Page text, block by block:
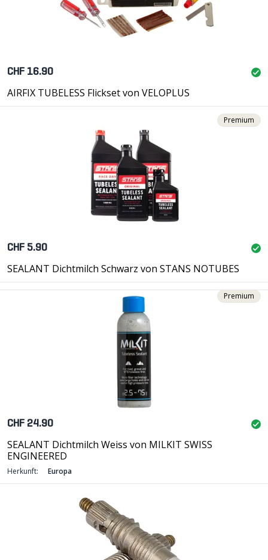
CHF 16.90
AIRFIX TUBELESS Flickset von VELOPLUS
Premium
CHF 5.90
SEALANT Dichtmilch Schwarz von STANS NOTUBES
Premium
CHF 24.90
SEALANT Dichtmilch Weiss von MILKIT SWISS
ENGINEERED
Herkunft: Europa